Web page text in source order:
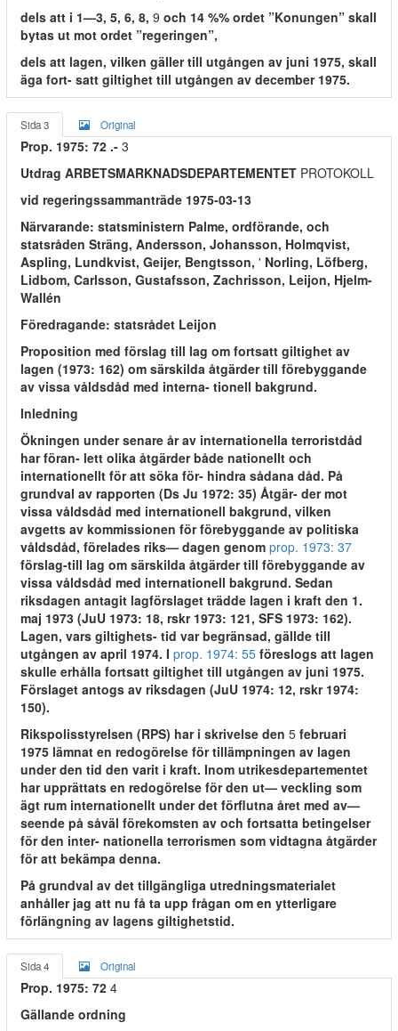
dels att i 1—3, 5, 6, 8, 9 och 14 %% ordet ”Konungen” skall
bytas ut mot ordet ”regeringen”,
dels att lagen, vilken gäller till utgången av juni 1975, skall
äga fort- satt giltighet till utgången av december 1975.
Sida 3 Original
Prop. 1975: 72 .- 3
Utdrag ARBETSMARKNADSDEPARTEMENTET PROTOKOLL
vid regeringssammanträde 1975-03-13
Närvarande: statsministern Palme, ordförande, och
statsråden Sträng, Andersson, Johansson, Holmqvist,
Aspling, Lundkvist, Geijer, Bengtsson, ' Norling, Löfberg,
Lidbom, Carlsson, Gustafsson, Zachrisson, Leijon, Hjelm-
Wallén
Föredragande: statsrådet Leijon
Proposition med förslag till lag om fortsatt giltighet av
lagen (1973: 162) om särskilda åtgärder till förebyggande
av vissa våldsdåd med interna- tionell bakgrund.
Inledning
Ökningen under senare år av internationella terroristdåd
har föran- lett olika åtgärder både nationellt och
internationellt för att söka för- hindra sådana dåd. På
grundval av rapporten (Ds Ju 1972: 35) Åtgär- der mot
vissa våldsdåd med internationell bakgrund, vilken
avgetts av kommissionen för förebyggande av politiska
våldsdåd, förelades riks— dagen genom prop. 1973: 37
förslag-till lag om särskilda åtgärder till förebyggande av
vissa våldsdåd med internationell bakgrund. Sedan
riksdagen antagit lagförslaget trädde lagen i kraft den 1.
maj 1973 (JuU 1973: 18, rskr 1973: 121, SFS 1973: 162).
Lagen, vars giltighets- tid var begränsad, gällde till
utgången av april 1974. I prop. 1974: 55 föreslogs att lagen
skulle erhålla fortsatt giltighet till utgången av juni 1975.
Förslaget antogs av riksdagen (JuU 1974: 12, rskr 1974:
150).
Rikspolisstyrelsen (RPS) har i skrivelse den 5 februari
1975 lämnat en redogörelse för tillämpningen av lagen
under den tid den varit i kraft. Inom utrikesdepartementet
har upprättats en redogörelse för den ut— veckling som
ägt rum internationellt under det förflutna året med av—
seende på såväl förekomsten av och fortsatta betingelser
för den inter- nationella terrorismen som vidtagna åtgärder
för att bekämpa denna.
På grundval av det tillgängliga utredningsmaterialet
anhåller jag att nu få ta upp frågan om en ytterligare
förlängning av lagens giltighetstid.
Sida 4 Original
Prop. 1975: 72 4
Gällande ordning